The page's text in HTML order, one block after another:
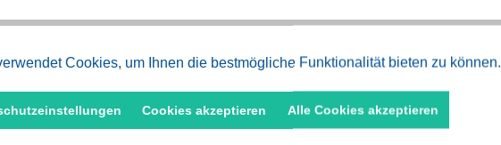
2,70 € *
In den Warenkorb
ab 2,93 € *
Jetzt kaufen
Aktiv
Aktiv
Cookies, um Ihnen die bestmögliche Funktionalität bieten zu können.
Cookies akzeptieren Alle Cookies akzeptieren